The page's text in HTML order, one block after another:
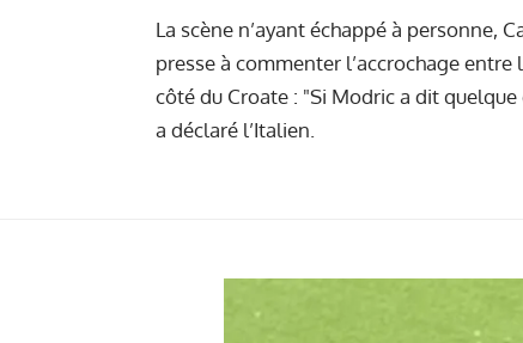
La scène n’ayant échappé à personne,
presse à commenter l’accrochage entre
côté du Croate : "Si Modric a dit
a déclaré l’Italien.